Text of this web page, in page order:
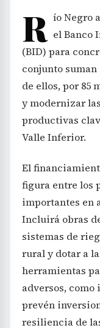
R ío Negro
el Banco
(BID) para
conjunto suman
de ellos, por 85
y modernizar
productivas
Valle Inferior.
El
figura entre los
importantes en
Incluirá obras
sistemas de
rural y dotar a
herramientas
adversos, como
prevén
resiliencia de